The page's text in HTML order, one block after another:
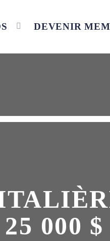
DEVENIR
000